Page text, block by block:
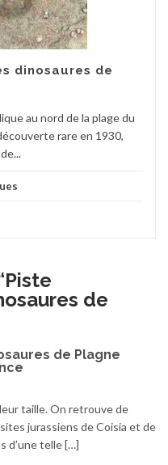
dinosaures de
au nord de la plage du
rare en 1930,
Piste
de
de Plagne
taille. On retrouve de
jurassiens de Coisia et de
d’une telle […]